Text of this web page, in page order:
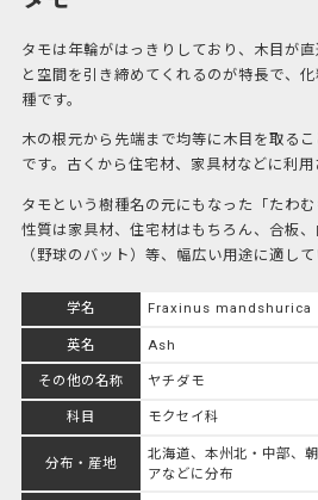
タモは年輪がはっきりしており、木目が
と空間を引き締めてくれるのが特長で、
種です。
木の根元から先端まで均等に木目を取る
です。古くから住宅材、家具材などに利用
タモという樹種名の元にもなった「たわ
性質は家具材、住宅材はもちろん、合板
（野球のバット）等、幅広い用途に適して
学名 Fraxinus mandshurica
英名 Ash
その他の名称 ヤチダモ
科目 モクセイ科
分布・産地
北海道、本州北・中部、
アなどに分布